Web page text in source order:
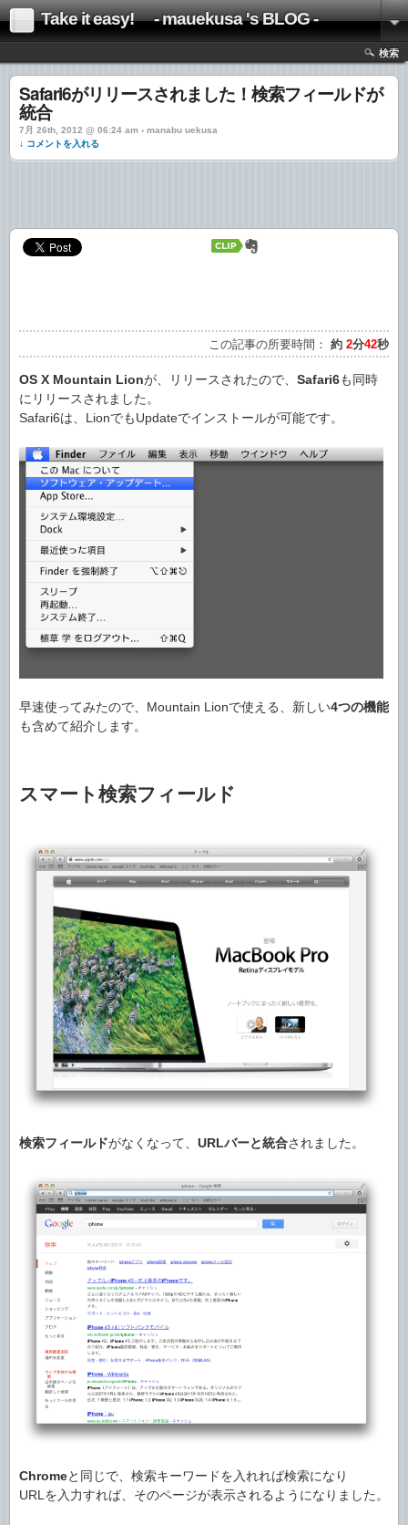
Take it easy! - mauekusa 's BLOG -
検索
Safari6がリリースされました！検索フィールドが
統合
7月 26th, 2012 @ 06:24 am › manabu uekusa
↓ コメントを入れる
この記事の所要時間： 約 2分42秒
OS X Mountain Lionが、リリースされたので、 Safari6も同時
にリリースされました。
Safari6は、LionでもUpdateでインストールが可能です。
早速使ってみたので、Mountain Lionで使える、新しい4つの機能
も含めて紹介します。
スマート検索フィールド
検索フィールドがなくなって、 URLバーと統合されました。
Chromeと同じで、検索キーワードを入れれば検索になり
URLを入力すれば、そのページが表示されるようになりました。